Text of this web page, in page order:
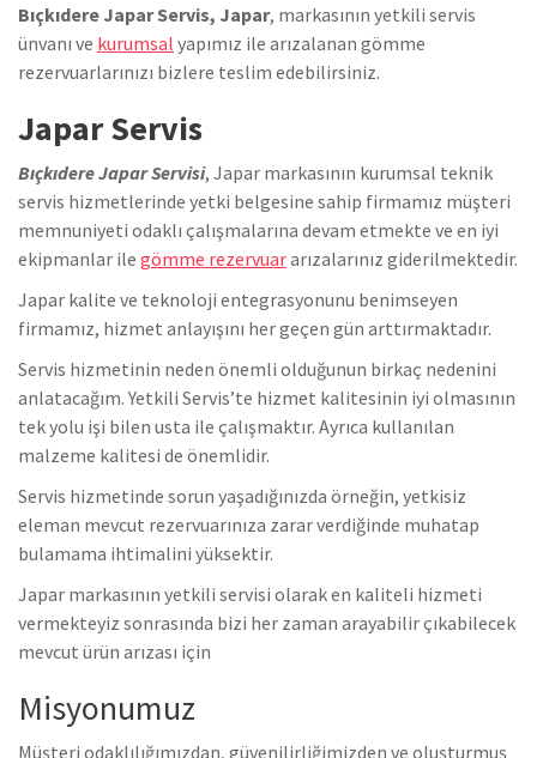
Bıçkıdere Japar Servis, Japar, markasının yetkili servis
ünvanı ve kurumsal yapımız ile arızalanan gömme
rezervuarlarınızı bizlere teslim edebilirsiniz.
Japar Servis
Bıçkıdere Japar Servisi, Japar markasının kurumsal teknik
servis hizmetlerinde yetki belgesine sahip firmamız müşteri
memnuniyeti odaklı çalışmalarına devam etmekte ve en iyi
ekipmanlar ile gömme rezervuararızalarınız giderilmektedir.
Japar kalite ve teknoloji entegrasyonunu benimseyen
firmamız, hizmet anlayışını her geçen gün arttırmaktadır.
Servis hizmetinin neden önemli olduğunun birkaç nedenini
anlatacağım. Yetkili Servis’te hizmet kalitesinin iyi olmasının
tek yolu işi bilen usta ile çalışmaktır. Ayrıca kullanılan
malzeme kalitesi de önemlidir.
Servis hizmetinde sorun yaşadığınızda örneğin, yetkisiz
eleman mevcut rezervuarınıza zarar verdiğinde muhatap
bulamama ihtimalini yüksektir.
Japar markasının yetkili servisi olarak en kaliteli hizmeti
vermekteyiz sonrasında bizi her zaman arayabilir çıkabilecek
mevcut ürün arızası için
Misyonumuz
Müşteri odaklılığımızdan, güvenilirliğimizden ve oluşturmuş